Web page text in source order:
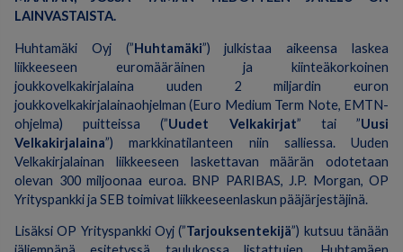
LAINVASTAISTA.
Huhtamäki Oyj (”Huhtamäki”) julkistaa aikeensa laskea
liikkeeseen euromääräinen ja kiinteäkorkoinen
joukkovelkakirjalaina uuden 2 miljardin euron
joukkovelkakirjalainaohjelman (Euro Medium Term Note, EMTN-
ohjelma) puitteissa (”Uudet Velkakirjat” tai ”Uusi
Velkakirjalaina”) markkinatilanteen niin salliessa. Uuden
Velkakirjalainan liikkeeseen laskettavan määrän odotetaan
olevan 300 miljoonaa euroa. BNP PARIBAS, J.P. Morgan, OP
Yrityspankki ja SEB toimivat liikkeeseenlaskun pääjärjestäjinä.
Lisäksi OP Yrityspankki Oyj (”Tarjouksentekijä”) kutsuu tänään